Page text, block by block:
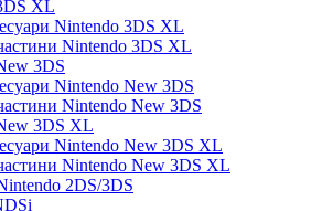
XL
Nintendo 3DS XL
Nintendo 3DS XL
3DS
Nintendo New 3DS
Nintendo New 3DS
3DS XL
Nintendo New 3DS XL
Nintendo New 3DS XL
2DS/3DS